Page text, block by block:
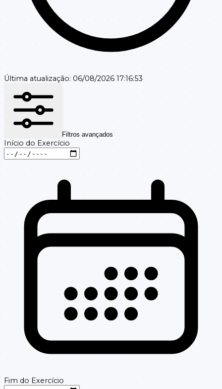
Última atualização: 06/08/2026 17:16:53
Filtros avançados
Início do Exercício
Fim do Exercício